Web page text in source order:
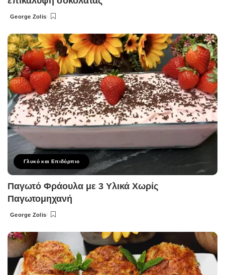
Posted
George Zolis
Γλυκό και Επιδόρπιο
Παγωτό Φράουλα με 3 Υλικά Χωρίς
Παγωτομηχανή
Posted
George Zolis